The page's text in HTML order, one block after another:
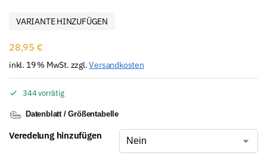
VARIANTE HINZUFÜGEN
28,95 €
inkl. 19 % MwSt. zzgl.Versandkosten
344 vorrätig
Datenblatt / Größentabelle
Veredelung hinzufügen